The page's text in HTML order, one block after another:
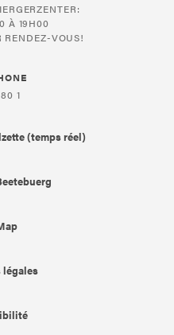
À 19H00
RENDEZ-VOUS!
1
(temps réel)